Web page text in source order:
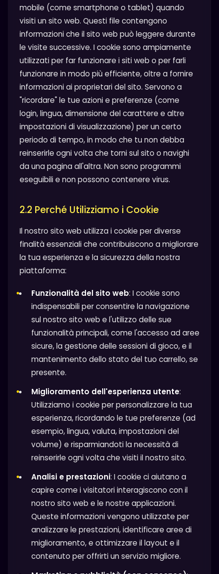
mobile (come smartphone o tablet) quando
visiti un sito web. Questi file contengono
informazioni che il sito web può leggere durante
le visite successive. I cookie sono ampiamente
utilizzati per far funzionare i siti web o per farli
funzionare in modo più efficiente, oltre a fornire
informazioni ai proprietari del sito. Servono a
"ricordare" le tue azioni e preferenze (come
login, lingua, dimensione del carattere e altre
impostazioni di visualizzazione) per un certo
periodo di tempo, in modo che tu non debba
reinserirle ogni volta che torni sul sito o navighi
da una pagina all'altra. Non sono programmi
eseguibili e non possono contenere virus.
2.2 Perché Utilizziamo i Cookie
Il nostro sito web utilizza i cookie per diverse
finalità essenziali che contribuiscono a migliorare
la tua esperienza e la sicurezza della nostra
piattaforma:
Funzionalità del sito web: I cookie sono
indispensabili per consentire la navigazione
sul nostro sito web e l'utilizzo delle sue
funzionalità principali, come l'accesso ad aree
sicure, la gestione delle sessioni di gioco, e il
mantenimento dello stato del tuo carrello, se
presente.
Miglioramento dell'esperienza utente:
Utilizziamo i cookie per personalizzare la tua
esperienza, ricordando le tue preferenze (ad
esempio, lingua, valuta, impostazioni del
volume) e risparmiandoti la necessità di
reinserirle ogni volta che visiti il nostro sito.
Analisi e prestazioni: I cookie ci aiutano a
capire come i visitatori interagiscono con il
nostro sito web e le nostre applicazioni.
Queste informazioni vengono utilizzate per
analizzare le prestazioni, identificare aree di
miglioramento, e ottimizzare il layout e il
contenuto per offrirti un servizio migliore.